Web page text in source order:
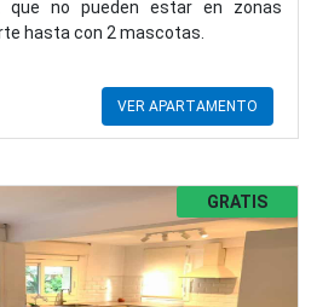
que no pueden estar en zonas
hasta con 2 mascotas.
VER APARTAMENTO
GRATIS